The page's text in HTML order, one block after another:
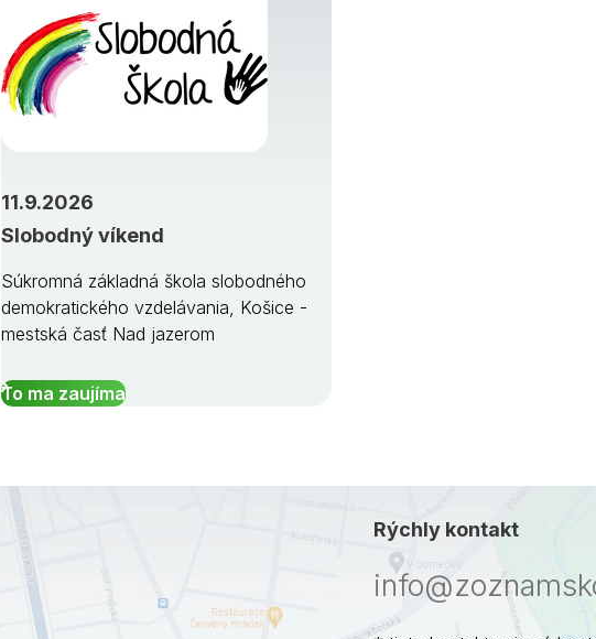
Slobodný víkend
11.9.2026
Súkromná základná škola slobodného
demokratického vzdelávania, Košice -
mestská časť Nad jazerom
To ma zaujíma
Rýchly kontakt